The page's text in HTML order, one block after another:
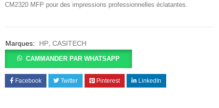
CM2320 MFP pour des impressions professionnelles éclatantes.
Marques: HP CASITECH
CAMMANDER PAR WHATSAPP
Facebook Twitter Pinterest LinkedIn